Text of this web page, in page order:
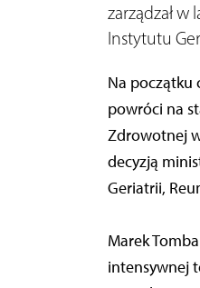
zarządzał
Instytutu
Na początku
powróci na
Zdrowotnej
decyzją
Geriatrii,
Marek
intensywnej